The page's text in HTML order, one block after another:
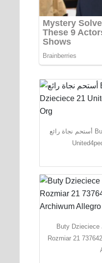
أستحم نجاة رائع Buty Zimowe Dzieciece 21
Buty Dzieciece
Rozmiar 21